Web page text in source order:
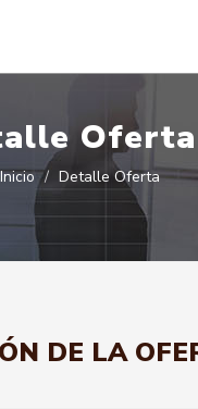
Oferta
Detalle Oferta
DE LA